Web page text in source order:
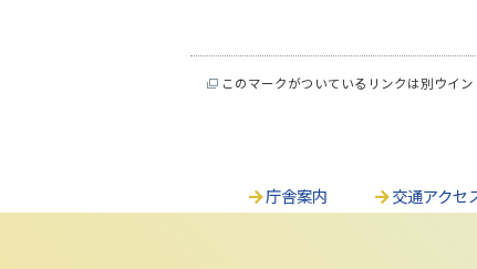
このマークがついているリンクは別ウイ
庁舎案内 交通アクセ